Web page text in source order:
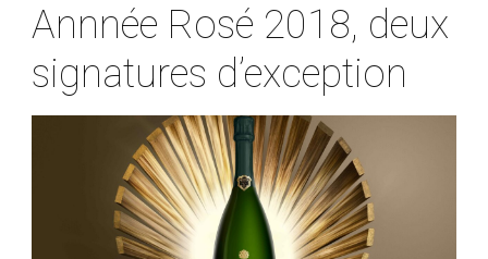
Annnée Rosé 2018, deux
signatures d’exception